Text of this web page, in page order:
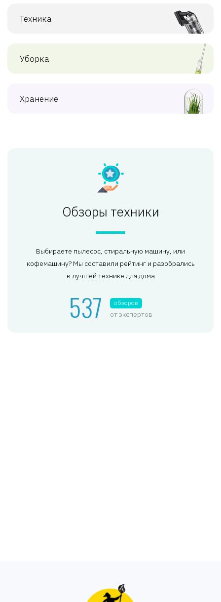
Техника
Уборка
Хранение
Обзоры техники
Выбираете пылесос, стиральную машину, или
кофемашину? Мы составили рейтинг и разобрались
в лучшей технике для дома
537 обзоров
от экспертов